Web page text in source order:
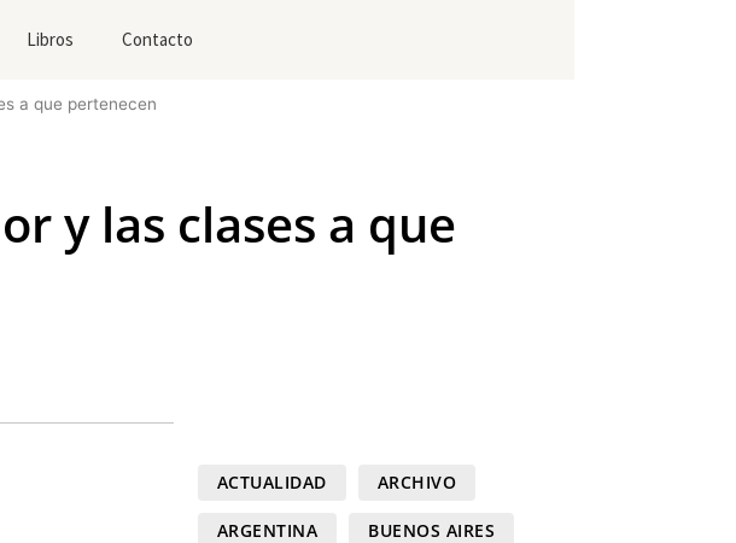
Libros Contacto
a que pertenecen
y las clases a que
ACTUALIDAD ARCHIVO
ARGENTINA BUENOS AIRES